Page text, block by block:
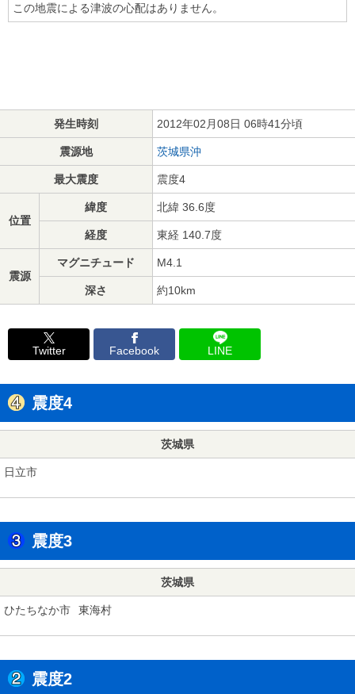
この地震による津波の心配はありません。
発生時刻 2012年02月08日 06時41分頃
震源地 茨城県沖
最大震度 震度4
位置
緯度 北緯 36.6度
経度 東経 140.7度
震源
マグニチュード M4.1
深さ 約10km
Twitter Facebook LINE
震度4
茨城県
日立市
震度3
茨城県
ひたちなか市 東海村
震度2